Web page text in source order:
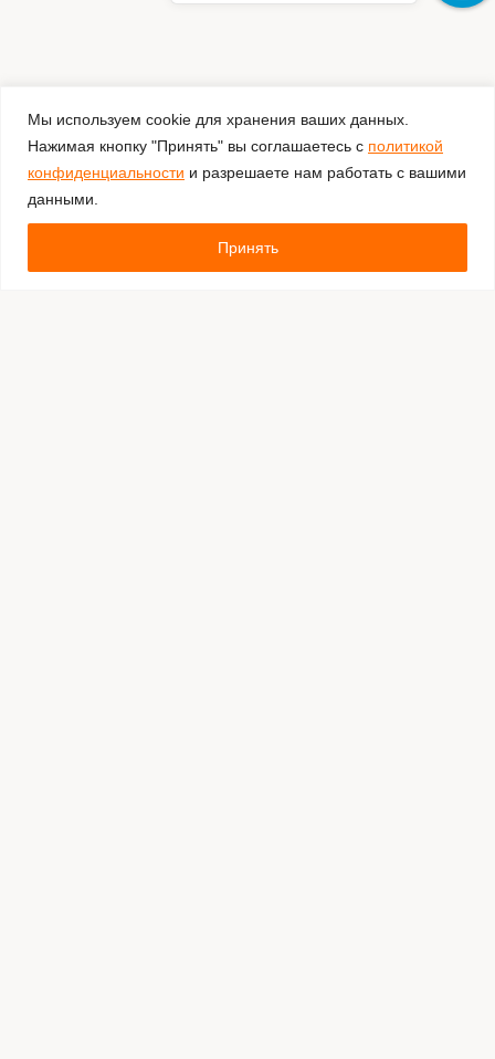
Мы используем cookie для хранения ваших данных.
Нажимая кнопку "Принять" вы соглашаетесь с политикой
конфиденциальности и разрешаете нам работать с вашими
данными.
Принять